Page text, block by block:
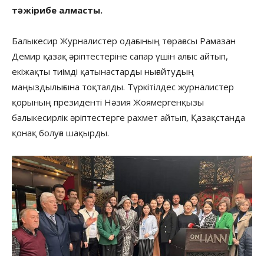
тәжірибе алмасты.
Балыкесир Журналистер одағының төрағасы Рамазан
Демир қазақ әріптестеріне сапар үшін алғыс айтып,
екіжақты тиімді қатынастарды нығайтудың
маңыздылығына тоқталды. Түркітілдес журналистер
қорының президенті Нәзия Жоямергенқызы
балыкесирлік әріптестерге рахмет айтып, Қазақстанда
қонақ болуға шақырды.